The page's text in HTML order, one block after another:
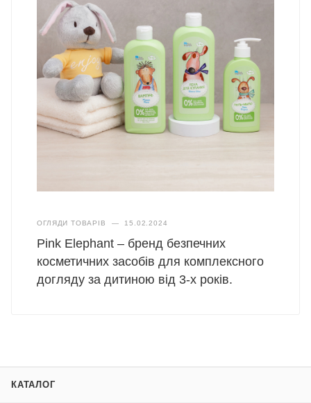
ОГЛЯДИ ТОВАРІВ — 15.02.2024
Pink Elephant – бренд безпечних
косметичних засобів для комплексного
догляду за дитиною від 3-х років.
КАТАЛОГ